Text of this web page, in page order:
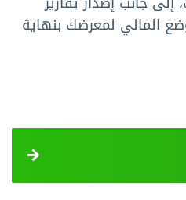
المالي لمعرضك بنهاية